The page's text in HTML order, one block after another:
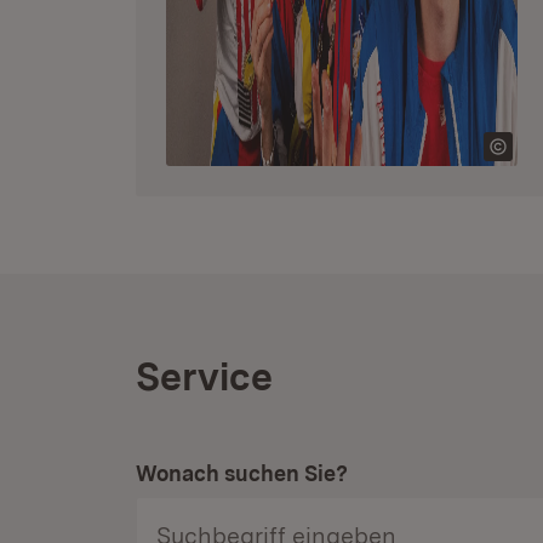
Service
Wonach suchen Sie?